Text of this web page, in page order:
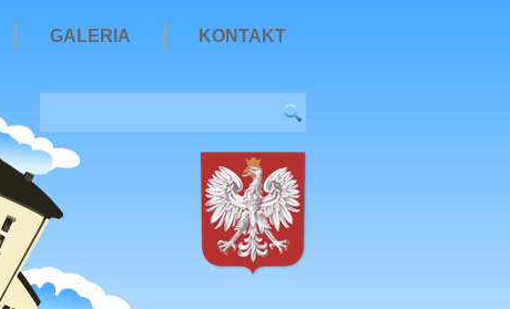
GALERIA KONTAKT